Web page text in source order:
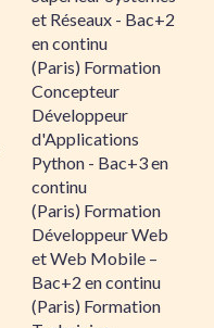
et Réseaux - Bac+2
en continu
(Paris) Formation
Concepteur
Développeur
d'Applications
Python - Bac+3 en
continu
(Paris) Formation
Développeur Web
et Web Mobile –
Bac+2 en continu
(Paris) Formation